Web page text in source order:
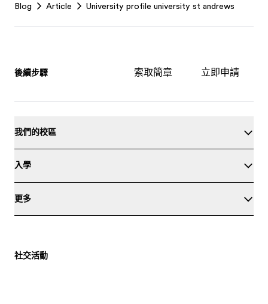
Blog Article University profile university st andrews
後續步驟 索取簡章 立即申請
我們的校區
入學
更多
社交活動